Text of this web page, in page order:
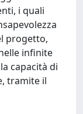
i quali
progetto,
infinite
capacità di
tramite il